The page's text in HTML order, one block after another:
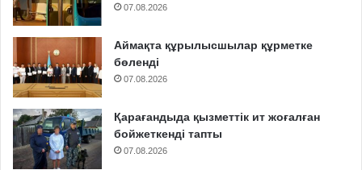
07.08.2026
Аймақта құрылысшылар құрметке
бөленді
07.08.2026
Қарағандыда қызметтік ит жоғалған
бойжеткенді тапты
07.08.2026